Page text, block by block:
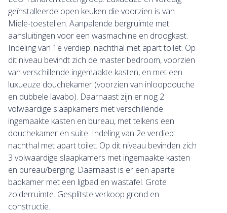
geïnstalleerde open keuken die voorzien is van
Miele-toestellen. Aanpalende bergruimte met
aansluitingen voor een wasmachine en droogkast.
Indeling van 1e verdiep: nachthal met apart toilet. Op
dit niveau bevindt zich de master bedroom, voorzien
van verschillende ingemaakte kasten, en met een
luxueuze douchekamer (voorzien van inloopdouche
en dubbele lavabo). Daarnaast zijn er nog 2
volwaardige slaapkamers met verschillende
ingemaakte kasten en bureau, met telkens een
douchekamer en suite. Indeling van 2e verdiep:
nachthal met apart toilet. Op dit niveau bevinden zich
3 volwaardige slaapkamers met ingemaakte kasten
en bureau/berging. Daarnaast is er een aparte
badkamer met een ligbad en wastafel. Grote
zolderruimte. Gesplitste verkoop grond en
constructie.